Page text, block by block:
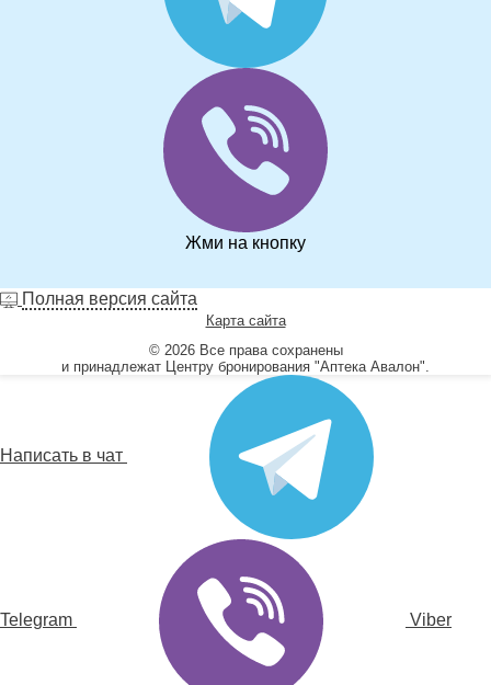
Жми на кнопку
Полная версия сайта
Карта сайта
© 2026 Все права сохранены
и принадлежат Центру бронирования "Аптека Авалон".
Написать в чат
Telegram Viber